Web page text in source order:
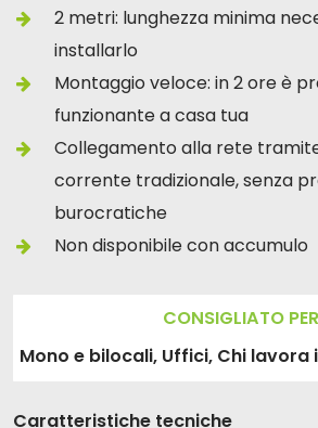
2 metri: lunghezza minima
installarlo
Montaggio veloce: in 2 ore è
funzionante a casa tua
Collegamento alla rete
corrente tradizionale, senza
burocratiche
Non disponibile con accumulo
CONSIGLIATO
Mono e bilocali, Uffici, Chi lavora
Caratteristiche tecniche